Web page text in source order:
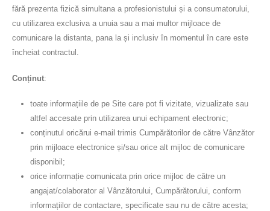
fără prezenta fizică simultana a profesionistului și a consumatorului,
cu utilizarea exclusiva a unuia sau a mai multor mijloace de
comunicare la distanta, pana la și inclusiv în momentul în care este
încheiat contractul.
Conținut:
toate informațiile de pe Site care pot fi vizitate, vizualizate sau
altfel accesate prin utilizarea unui echipament electronic;
conținutul oricărui e-mail trimis Cumpărătorilor de către Vânzător
prin mijloace electronice și/sau orice alt mijloc de comunicare
disponibil;
orice informație comunicata prin orice mijloc de către un
angajat/colaborator al Vânzătorului, Cumpărătorului, conform
informațiilor de contactare, specificate sau nu de către acesta;